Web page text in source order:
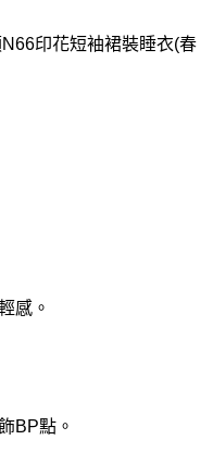
印花短袖裙裝睡衣(春
感。
BP點。